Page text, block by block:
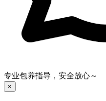
专业包养指导，安全放心～
×